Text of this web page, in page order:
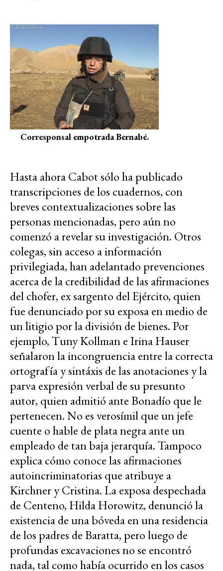
Corresponsal empotrada Bernabé.
Hasta ahora Cabot sólo ha publicado
transcripciones de los cuadernos, con
breves contextualizaciones sobre las
personas mencionadas, pero aún no
comenzó a revelar su investigación. Otros
colegas, sin acceso a información
privilegiada, han adelantado prevenciones
acerca de la credibilidad de las afirmaciones
del chofer, ex sargento del Ejército, quien
fue denunciado por su exposa en medio de
un litigio por la división de bienes. Por
ejemplo, Tuny Kollman e Irina Hauser
señalaron la incongruencia entre la correcta
ortografía y sintáxis de las anotaciones y la
parva expresión verbal de su presunto
autor, quien admitió ante Bonadío que le
pertenecen. No es verosímil que un jefe
cuente o hable de plata negra ante un
empleado de tan baja jerarquía. Tampoco
explica cómo conoce las afirmaciones
autoincriminatorias que atribuye a
Kirchner y Cristina. La exposa despechada
de Centeno, Hilda Horowitz, denunció la
existencia de una bóveda en una residencia
de los padres de Baratta, pero luego de
profundas excavaciones no se encontró
nada, tal como había ocurrido en los casos